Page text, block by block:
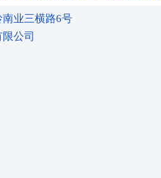
业三横路6号
公司